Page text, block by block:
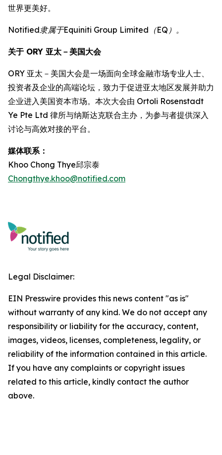
世界更美好。
Notified隶属于Equiniti Group Limited（EQ）。
关于 ORY 亚太－美国大会
ORY 亚太－美国大会是一场面向全球金融市场专业人士、
投资者及企业的高端论坛，致力于促进亚太地区发展并助力
企业进入美国资本市场。本次大会由 Ortoli Rosenstadt
Ye Pte Ltd 律所与纳斯达克联合主办，为参与者提供深入
讨论与高效对接的平台。
媒体联系：
Khoo Chong Thye邱宗泰
Chongthye.khoo@notified.com
Legal Disclaimer:
EIN Presswire provides this news content "as is"
without warranty of any kind. We do not accept any
responsibility or liability for the accuracy, content,
images, videos, licenses, completeness, legality, or
reliability of the information contained in this article.
If you have any complaints or copyright issues
related to this article, kindly contact the author
above.